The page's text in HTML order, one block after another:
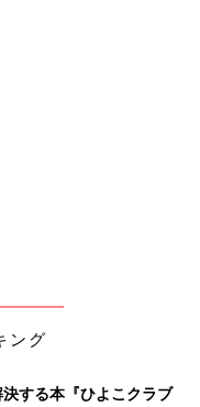
ング
する本『ひよこクラブ